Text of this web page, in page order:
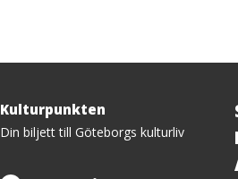
Tillbaka
upp
Kulturpunkten
Din biljett till Göteborgs kulturliv